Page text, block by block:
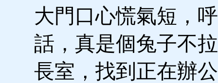
大門口心慌氣短，
話，真是個兔子不
長室，找到正在辦